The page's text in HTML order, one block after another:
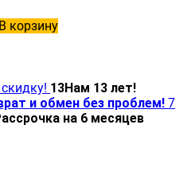
В корзину
13Нам 13 лет!
и обмен без проблем! 7
на 6 месяцев